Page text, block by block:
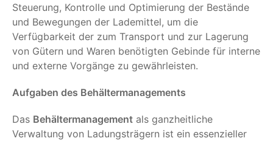
Steuerung, Kontrolle und Optimierung der Bestände
und Bewegungen der Lademittel, um die
Verfügbarkeit der zum Transport und zur Lagerung
von Gütern und Waren benötigten Gebinde für interne
und externe Vorgänge zu gewährleisten.
Aufgaben des Behältermanagements
Das Behältermanagement als ganzheitliche
Verwaltung von Ladungsträgern ist ein essenzieller